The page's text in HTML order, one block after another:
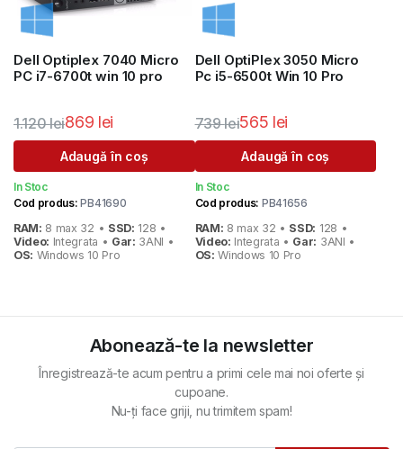
Dell Optiplex 7040 Micro
PC i7-6700t win 10 pro
1.120lei
Prețul
inițial
a
1.120 lei.
869 lei
Prețul
curent
este:
Adaugă în coș
In Stoc
Cod produs: PB41690
RAM: 8 max 32 • SSD: 128 •
Video: Integrata • Gar: 3ANI •
OS: Windows 10 Pro
Dell OptiPlex 3050 Micro
Pc i5-6500t Win 10 Pro
739lei
Prețul
inițial
a
739 lei.
565 lei
Prețul
curent
este:
Adaugă în coș
In Stoc
Cod produs: PB41656
RAM: 8 max 32 • SSD: 128 •
Video: Integrata • Gar: 3ANI •
OS: Windows 10 Pro
Abonează-te la newsletter
Înregistrează-te acum pentru a primi cele mai noi oferte și
cupoane.
Nu-ți face griji, nu trimitem spam!